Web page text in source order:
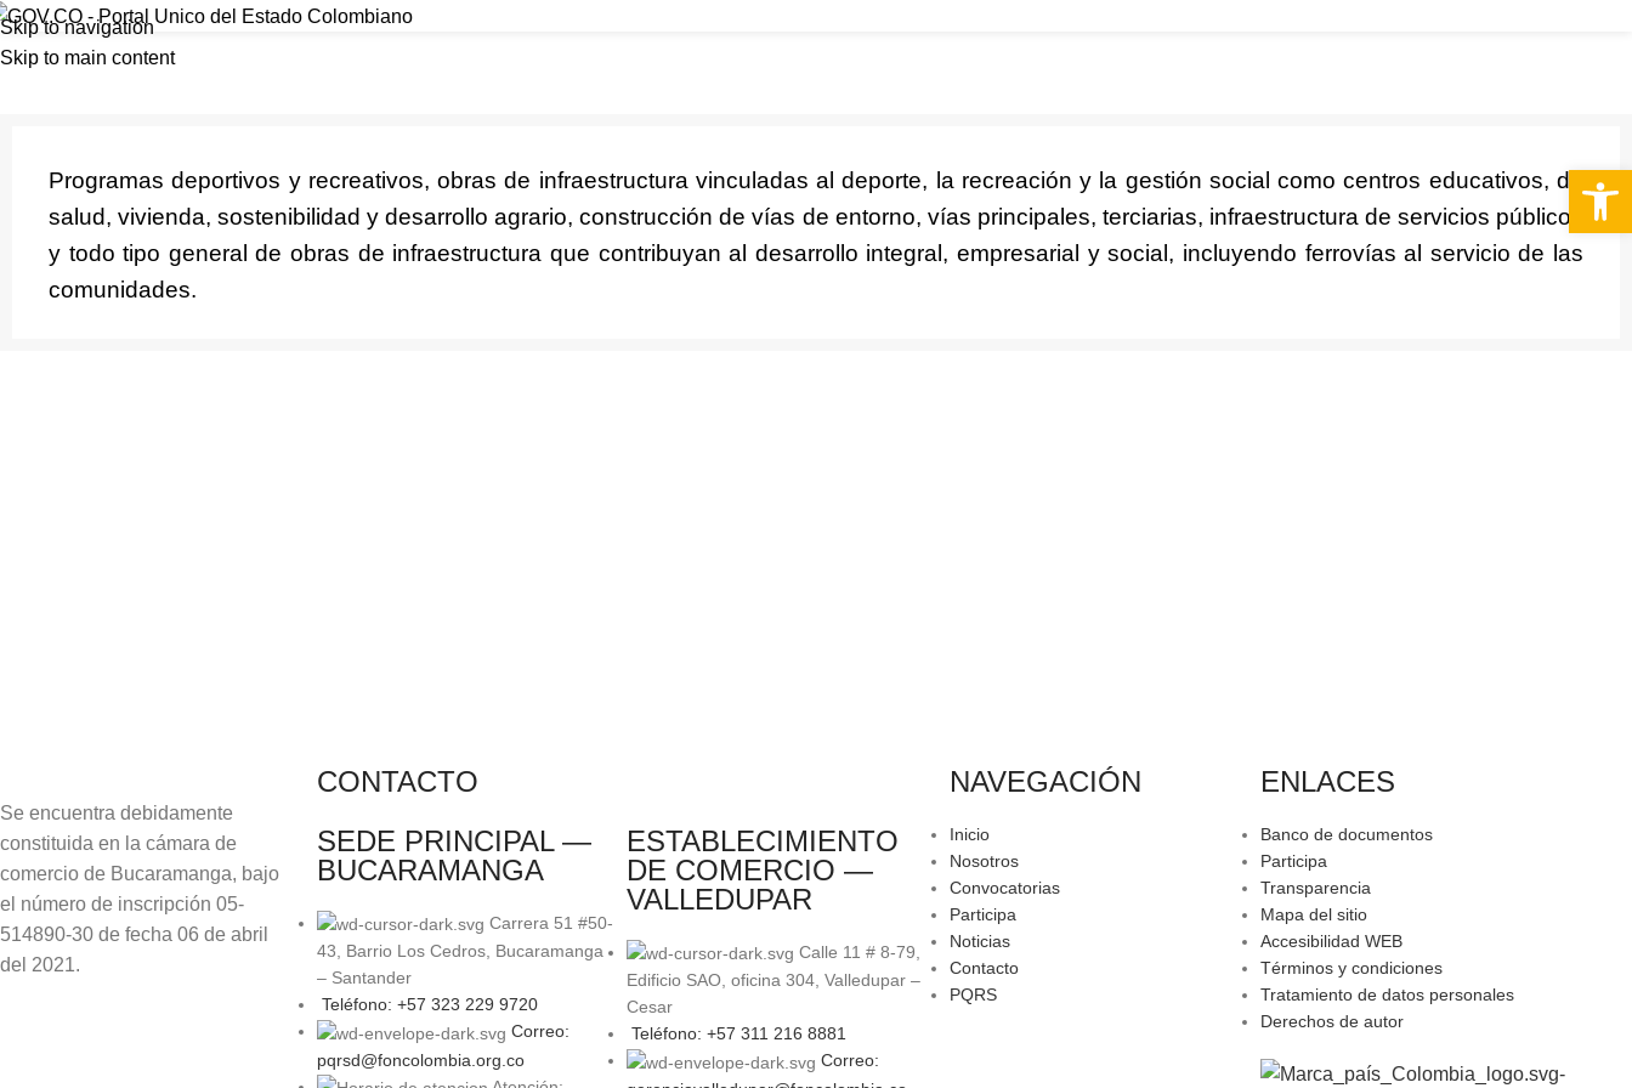
Skip to navigation
Skip to main content
Infraestructura Integral
Programas deportivos y recreativos, obras de infraestructura vinculadas al deporte, la recreación y la gestión social como centros educativos, de
salud, vivienda, sostenibilidad y desarrollo agrario, construcción de vías de entorno, vías principales, terciarias, infraestructura de servicios públicos
y todo tipo general de obras de infraestructura que contribuyan al desarrollo integral, empresarial y social, incluyendo ferrovías al servicio de las
comunidades.
Se encuentra debidamente
constituida en la cámara de
comercio de Bucaramanga, bajo
el número de inscripción 05-
514890-30 de fecha 06 de abril
del 2021.
CONTACTO
SEDE PRINCIPAL —
BUCARAMANGA
Carrera 51 #50-
43, Barrio Los Cedros, Bucaramanga
– Santander
Teléfono: +57 323 229 9720
Correo:
pqrsd@foncolombia.org.co
ESTABLECIMIENTO
DE COMERCIO —
VALLEDUPAR
Calle 11 # 8-79,
Edificio SAO, oficina 304, Valledupar –
Cesar
Teléfono: +57 311 216 8881
Correo:
NAVEGACIÓN
Inicio
Nosotros
Convocatorias
Participa
Noticias
Contacto
PQRS
ENLACES
Banco de documentos
Participa
Transparencia
Mapa del sitio
Accesibilidad WEB
Términos y condiciones
Tratamiento de datos personales
Derechos de autor
Abrir